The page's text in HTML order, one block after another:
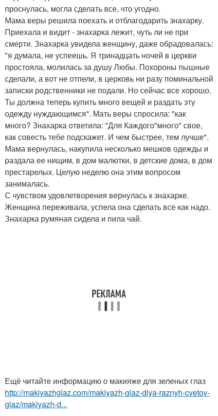
проснулась, могла сделать все, что угодно.
Мама веры решила поехать и отблагодарить знахарку.
Приехала и видит - знахарка лежит, чуть ли не при
смерти. Знахарка увидела женщину, даже обрадовалась:
"я думала, не успеешь. Я тринадцать ночей в церкви
простояла, молилась за душу Любы. Похороны пышные
сделали, а вот не отпели, в церковь ни разу поминальной
записки родственники не подали. Но сейчас все хорошо.
Ты должна теперь купить много вещей и раздать эту
одежду нуждающимся". Мать веры спросила: "как
много? Знахарка ответила: "Для Каждого"много" свое,
как совесть тебе подскажет. И чем быстрее, тем лучше".
Мама вернулась, накупила несколько мешков одежды и
раздала ее нищим, в дом малютки, в детские дома, в дом
престарелых. Целую неделю она этим вопросом
занималась.
С чувством удовлетворения вернулась к знахарке.
Женщина переживала, успела она сделать все как надо.
Знахарка румяная сидела и пила чай.
Ещё читайте информацию о макияже для зеленых глаз
http://makiyazhglaz.com/makiyazh-glaz-dlya-raznyh-cvetov-
glaz/makiyazh-d...